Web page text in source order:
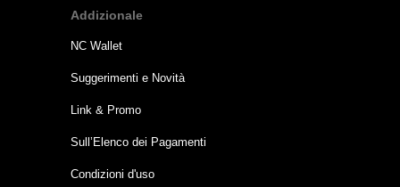
Addizionale
NC Wallet
Suggerimenti e Novità
Link & Promo
Sull’Elenco dei Pagamenti
Condizioni d'uso